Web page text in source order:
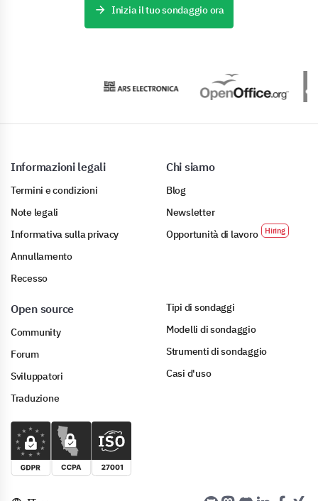
Inizia il tuo sondaggio ora
Informazioni legali
Termini e condizioni
Note legali
Informativa sulla privacy
Annullamento
Recesso
Chi siamo
Blog
Newsletter
Opportunità di lavoro
Open source
Community
Forum
Sviluppatori
Traduzione
Tipi di sondaggi
Modelli di sondaggio
Strumenti di sondaggio
Casi d'uso